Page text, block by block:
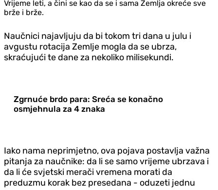
Vrijeme leti, a čini se kao da se i sama Zemlja okreće sve
brže i brže.
Naučnici najavljuju da bi tokom tri dana u julu i
avgustu rotacija Zemlje mogla da se ubrza,
skraćujući te dane za nekoliko milisekundi.
Zgrnuće brdo para: Sreća se konačno
osmjehnula za 4 znaka
Iako nama neprimjetno, ova pojava postavlja važna
pitanja za naučnike: da li se samo vrijeme ubrzava i
da li će svjetski merači vremena morati da
preduzmu korak bez presedana - oduzeti jednu